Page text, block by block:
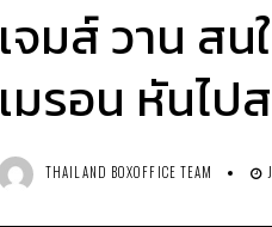
เจมส์ วาน สน
เมรอน หันไป
THAILAND BOXOFFICE TEAM